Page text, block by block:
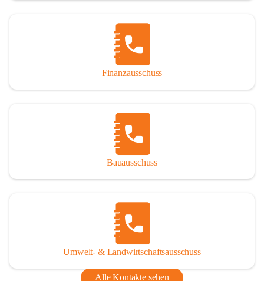
Finanzausschuss
Bauausschuss
Umwelt- & Landwirtschaftsausschuss
Alle Kontakte sehen